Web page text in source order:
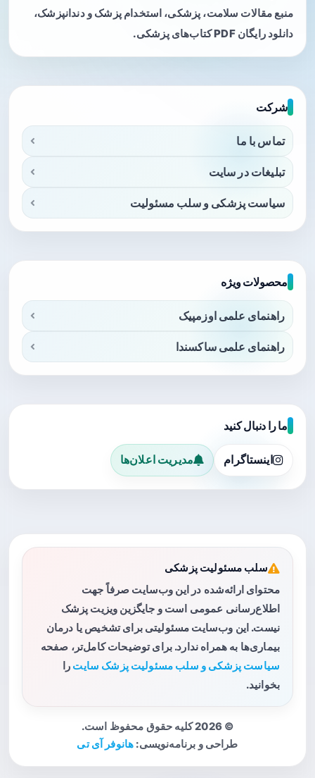
منبع مقالات سلامت، پزشکی، استخدام پزشک و دندانپزشک،
دانلود رایگان PDF کتاب‌های پزشکی.
شرکت
تماس با ما
تبلیغات در سایت
سیاست پزشکی و سلب مسئولیت
محصولات ویژه
راهنمای علمی اوزمپیک
راهنمای علمی ساکسندا
ما را دنبال کنید
اینستاگرام مدیریت اعلان‌ها
سلب مسئولیت پزشکی
محتوای ارائه‌شده در این وب‌سایت صرفاً جهت
اطلاع‌رسانی عمومی است و جایگزین ویزیت پزشک
نیست. این وب‌سایت مسئولیتی برای تشخیص یا درمان
بیماری‌ها به همراه ندارد. برای توضیحات کامل‌تر، صفحه
سیاست پزشکی و سلب مسئولیت پزشک سایت را
بخوانید.
© 2026 کلیه حقوق محفوظ است.
طراحی و برنامه‌نویسی: هانوفر آی تی